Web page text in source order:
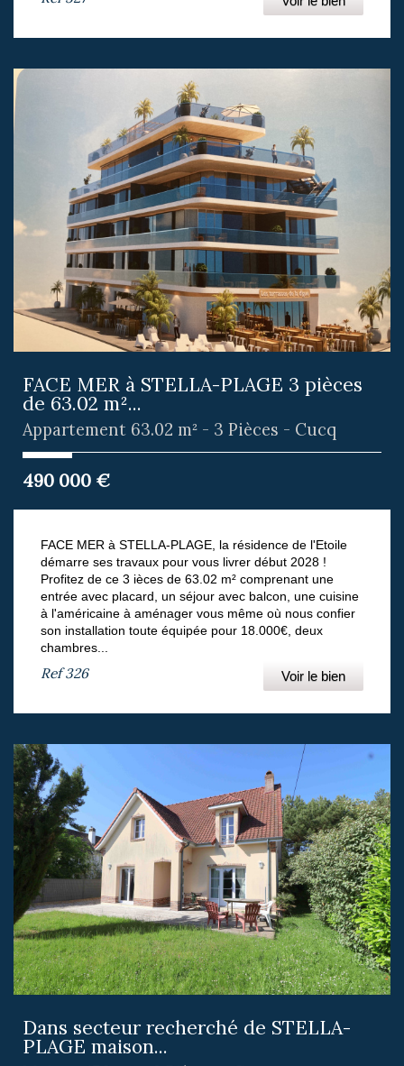
FACE MER à STELLA-PLAGE 3 pièces
de 63.02 m²...
Appartement 63.02 m² - 3 Pièces - Cucq
490 000 €
FACE MER à STELLA-PLAGE, la résidence de l'Etoile
démarre ses travaux pour vous livrer début 2028 !
Profitez de ce 3 ièces de 63.02 m² comprenant une
entrée avec placard, un séjour avec balcon, une cuisine
à l'américaine à aménager vous même où nous confier
son installation toute équipée pour 18.000€, deux
chambres...
Ref326 Voir le bien
Dans secteur recherché de STELLA-
PLAGE maison...